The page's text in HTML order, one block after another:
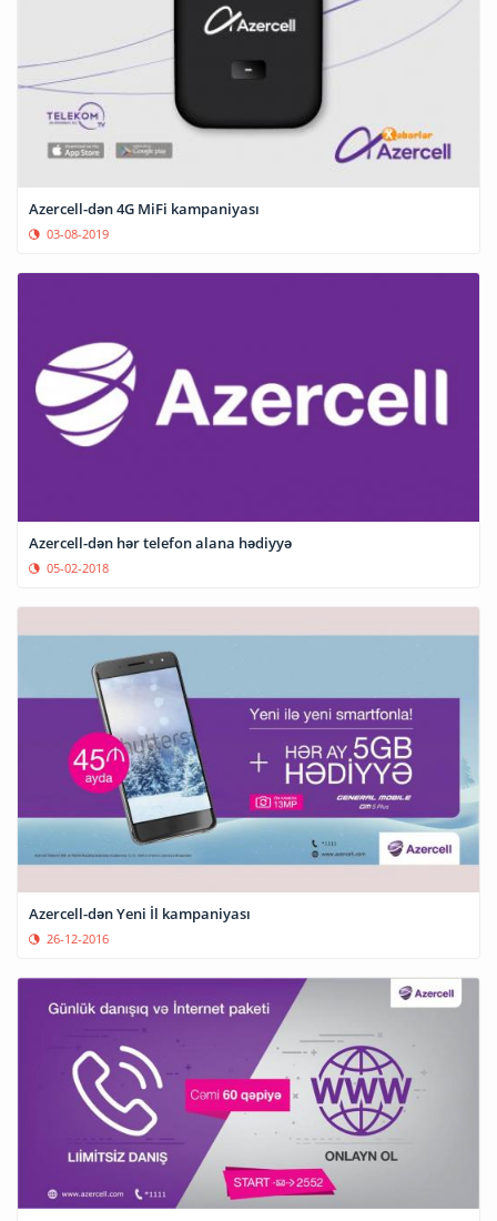
Azercell-dən 4G MiFi kampaniyası
03-08-2019
Azercell-dən hər telefon alana hədiyyə
05-02-2018
Azercell-dən Yeni İl kampaniyası
26-12-2016